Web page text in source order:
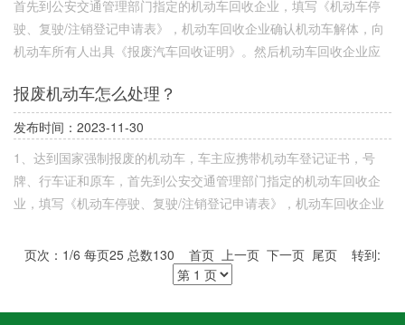
首先到公安交通管理部门指定的机动车回收企业，填写《机动车停
驶、复驶/注销登记申请表》，机动车回收企业确认机动车解体，向
机动车所有人出具《报废汽车回收证明》。然后机动车回收企业应
表》、机动车登记证书、号牌、行驶证和《报废汽车回收证明》副
本交回车管所；车管所给车主开具《机动车注销证明书》，报废手
续就算完成。
报废机动车怎么处理？
发布时间：2023-11-30
1、达到国家强制报废的机动车，车主应携带机动车登记证书，号
牌、行车证和原车，首先到公安交通管理部门指定的机动车回收企
业，填写《机动车停驶、复驶/注销登记申请表》，机动车回收企业
机动车回收企业应当在机动车解体后七日内将《机动车停驶、复驶/
注销登记申请表》、机动车登记证书、号牌、行驶证和《报废汽车
页次：1/6 每页25 总数130 首页 上一页 下一页 尾页 转到: